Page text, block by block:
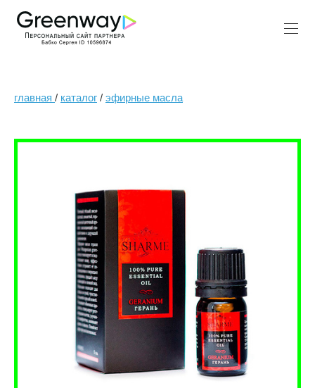
главная / каталог / эфирные масла